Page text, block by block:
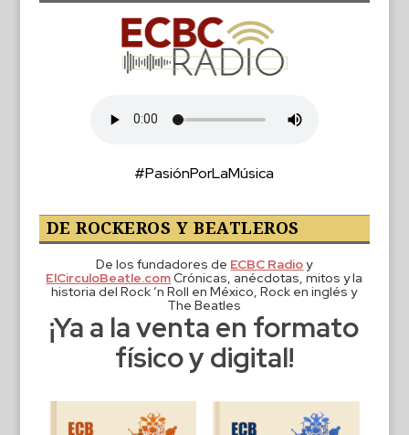
#PasiónPorLaMúsica
DE ROCKEROS Y BEATLEROS
De los fundadores de ECBC Radioy
ElCirculoBeatle.comCrónicas, anécdotas, mitos y la
historia del Rock ‘n Roll en México, Rock en inglés y
The Beatles
¡Ya a la venta en formato
físico y digital!